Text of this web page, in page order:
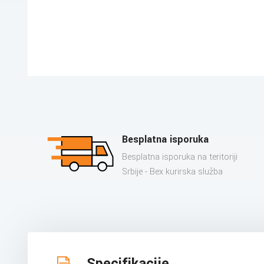
Besplatna isporuka
Besplatna isporuka na teritoriji
Srbije - Bex kurirska služba